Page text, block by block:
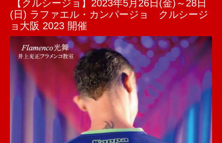
【クルシージョ】2023年5月26日(金)～28日
(日) ラファエル・カンパージョ クルシージ
ョ大阪 2023 開催